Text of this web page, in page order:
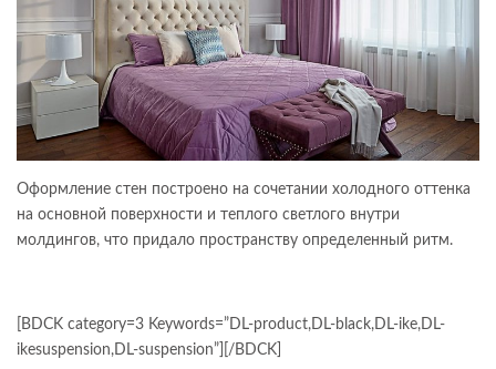
Оформление стен построено на сочетании холодного оттенка
на основной поверхности и теплого светлого внутри
молдингов, что придало пространству определенный ритм.
[BDCK category=3 Keywords=”DL-product,DL-black,DL-ike,DL-
ikesuspension,DL-suspension”][/BDCK]